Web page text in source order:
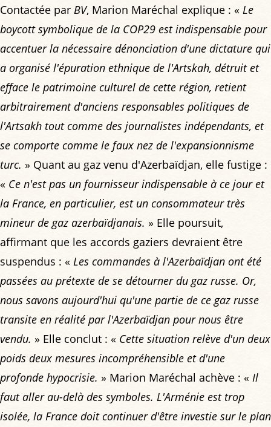
Contactée par BV, Marion Maréchal explique : « Le
boycott symbolique de la COP29 est indispensable pour
accentuer la nécessaire dénonciation d'une dictature qui
a organisé l'épuration ethnique de l'Artskah, détruit et
efface le patrimoine culturel de cette région, retient
arbitrairement d'anciens responsables politiques de
l'Artsakh tout comme des journalistes indépendants, et
se comporte comme le faux nez de l'expansionnisme
turc. » Quant au gaz venu d'Azerbaïdjan, elle fustige :
« Ce n'est pas un fournisseur indispensable à ce jour et
la France, en particulier, est un consommateur très
mineur de gaz azerbaïdjanais. » Elle poursuit,
affirmant que les accords gaziers devraient être
suspendus : « Les commandes à l'Azerbaïdjan ont été
passées au prétexte de se détourner du gaz russe. Or,
nous savons aujourd'hui qu'une partie de ce gaz russe
transite en réalité par l'Azerbaïdjan pour nous être
vendu. » Elle conclut : « Cette situation relève d'un deux
poids deux mesures incompréhensible et d'une
profonde hypocrisie. » Marion Maréchal achève : « Il
faut aller au-delà des symboles. L'Arménie est trop
isolée, la France doit continuer d'être investie sur le plan